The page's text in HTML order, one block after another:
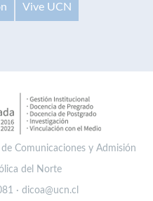
Vive UCN
Comunicaciones y Admisión
del Norte
· dicoa@ucn.cl